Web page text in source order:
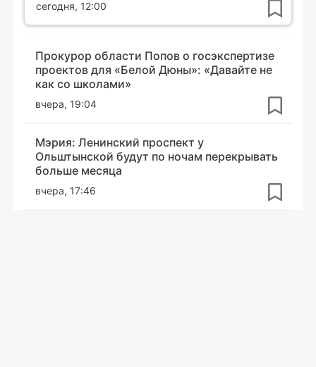
сегодня, 12:00
Прокурор области Попов о госэкспертизе
проектов для «Белой Дюны»: «Давайте не
как со школами»
вчера, 19:04
Мэрия: Ленинский проспект у
Ольштынской будут по ночам перекрывать
больше месяца
вчера, 17:46